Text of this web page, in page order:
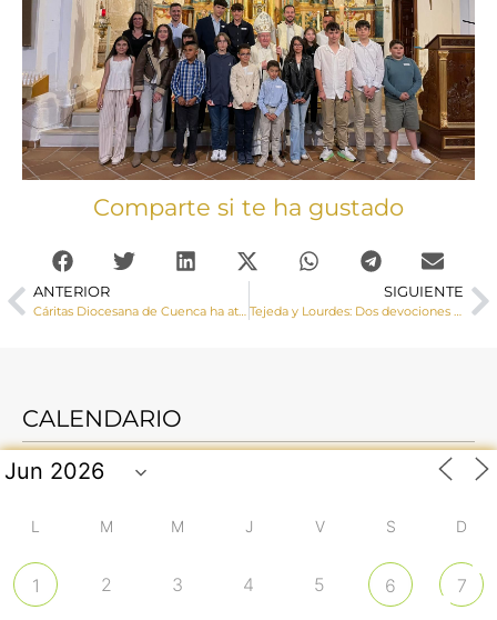
Comparte si te ha gustado
ANTERIOR
Cáritas Diocesana de Cuenca ha atendido durante 2025 a 744 personas desde su programa de empleo y formación
SIGUIENTE
Tejeda y Lourdes: Dos devociones hermanadas en la reunión anual del Arciprestazgo de Moya
CALENDARIO
L M M J V S D
1 2 3 4 5 6 7